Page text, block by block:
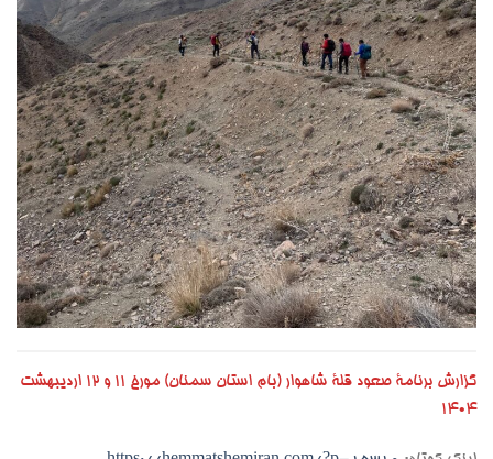
گزارش برنامۀ صعود قلۀ شاهوار (بام استان سمنان) مورخ ۱۱ و ۱۲ اردیبهشت
۱۴۰۴